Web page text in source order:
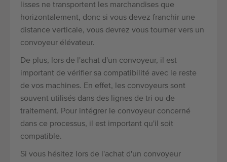
lisses ne transportent les marchandises que
horizontalement, donc si vous devez franchir une
distance verticale, vous devrez vous tourner vers un
convoyeur élévateur.
De plus, lors de l'achat d'un convoyeur, il est
important de vérifier sa compatibilité avec le reste
de vos machines. En effet, les convoyeurs sont
souvent utilisés dans des lignes de tri ou de
traitement. Pour intégrer le convoyeur concerné
dans ce processus, il est important qu'il soit
compatible.
Si vous hésitez lors de l'achat d'un convoyeur